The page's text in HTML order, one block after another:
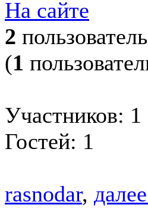
На сайте
2
(1
Участников: 1
Гостей: 1
rasnodar,